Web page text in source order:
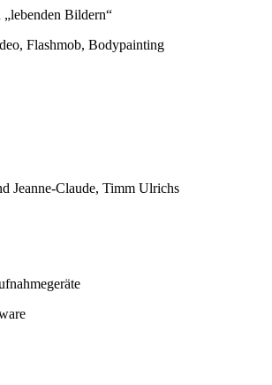
Bildern“
Flashmob, Bodypainting
Jeanne-Claude, Timm Ulrichs